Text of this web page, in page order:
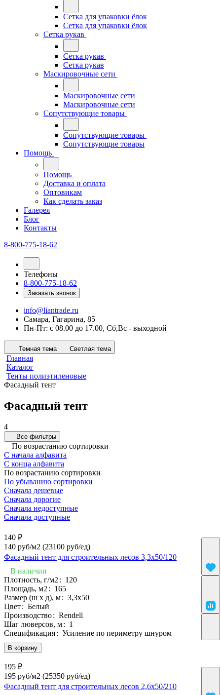
Сетка для упаковки ёлок
Сетка для упаковки ёлок
Сетка рукав
Сетка рукав
Сетка рукав
Маскировочные сети
Маскировочные сети
Маскировочные сети
Сопутствующие товары
Сопутствующие товары
Сопутствующие товары
Помощь
Помощь
Доставка и оплата
Оптовикам
Как сделать заказ
Галерея
Блог
Контакты
8-800-775-18-62
Телефоны
8-800-775-18-62
Заказать звонок
info@liantrade.ru
Самара, Гагарина, 85
Пн-Пт: c 08.00 до 17.00, Cб,Вс - выходной
Темная тема Светлая тема
Главная
Каталог
Тенты полиэтиленовые
Фасадный тент
Фасадный тент
4
Все фильтры
По возрастанию сортировки
С начала алфавита
С конца алфавита
По возрастанию сортировки
По убыванию сортировки
Сначала дешевые
Сначала дорогие
Сначала недоступные
Сначала доступные
140 ₽
140 руб/м2 (23100 руб/eд)
Фасадный тент для строительных лесов 3,3х50/120
В наличии
В корзину
Плотность, г/м2: 120
Площадь, м2: 165
Размер (ш х д), м: 3,3х50
Цвет: Белый
Производство: Rendell
Шаг люверсов, м: 1
Спецификация: Усиление по периметру шнуром
195 ₽
195 руб/м2 (25350 руб/eд)
Фасадный тент для строительных лесов 2,6х50/210